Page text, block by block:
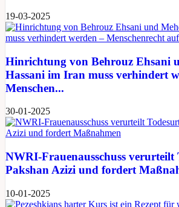
19-03-2025
Hinrichtung von Behrouz Ehsani
Hassani im Iran muss verhindert
Menschen...
30-01-2025
NWRI-Frauenausschuss verurteilt
Pakshan Azizi und fordert
10-01-2025